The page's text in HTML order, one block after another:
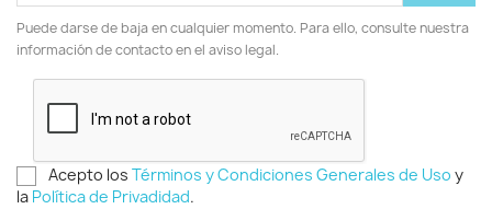
Puede darse de baja en cualquier momento. Para ello, consulte nuestra
información de contacto en el aviso legal.
Acepto los Términos y Condiciones Generales de Uso y
la Política de Privadidad.